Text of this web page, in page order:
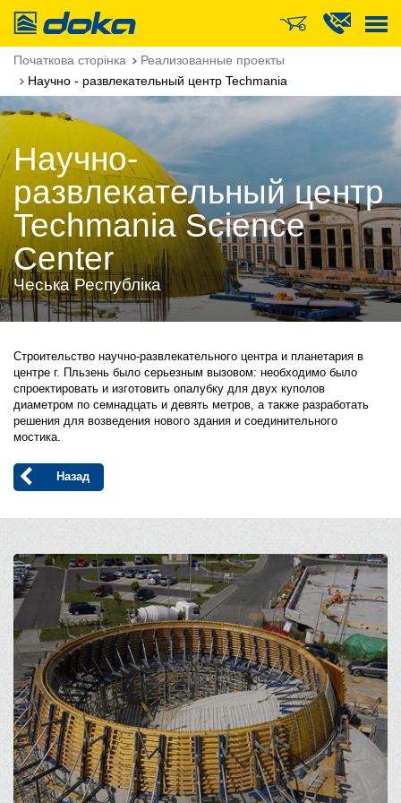
Doka
Початкова сторінка
Реализованные проекты
Научно - развлекательный центр Techmania
Научно-
развлекательный центр
Techmania Science
Center
Чеська Республіка
Строительство научно-развлекательного центра и планетария в
центре г. Пльзень было серьезным вызовом: необходимо было
спроектировать и изготовить опалубку для двух куполов
диаметром по семнадцать и девять метров, а также разработать
решения для возведения нового здания и соединительного
мостика.
Назад
Open